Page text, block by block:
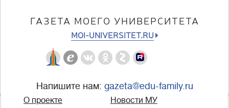
ГАЗЕТА МОЕГО УНИВЕРСИТЕТА
MOI-UNIVERSITET.RU
Напишите нам: gazeta@edu-family.ru
О проекте
Новости МУ